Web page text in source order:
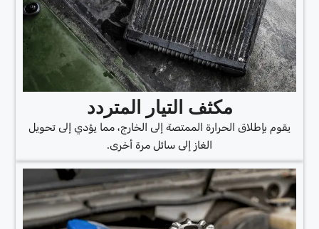
مكثف التيار المتردد
يقوم بإطلاق الحرارة الممتصة إلى الخارج، مما يؤدي إلى تحويل
الغاز إلى سائل مرة أخرى.